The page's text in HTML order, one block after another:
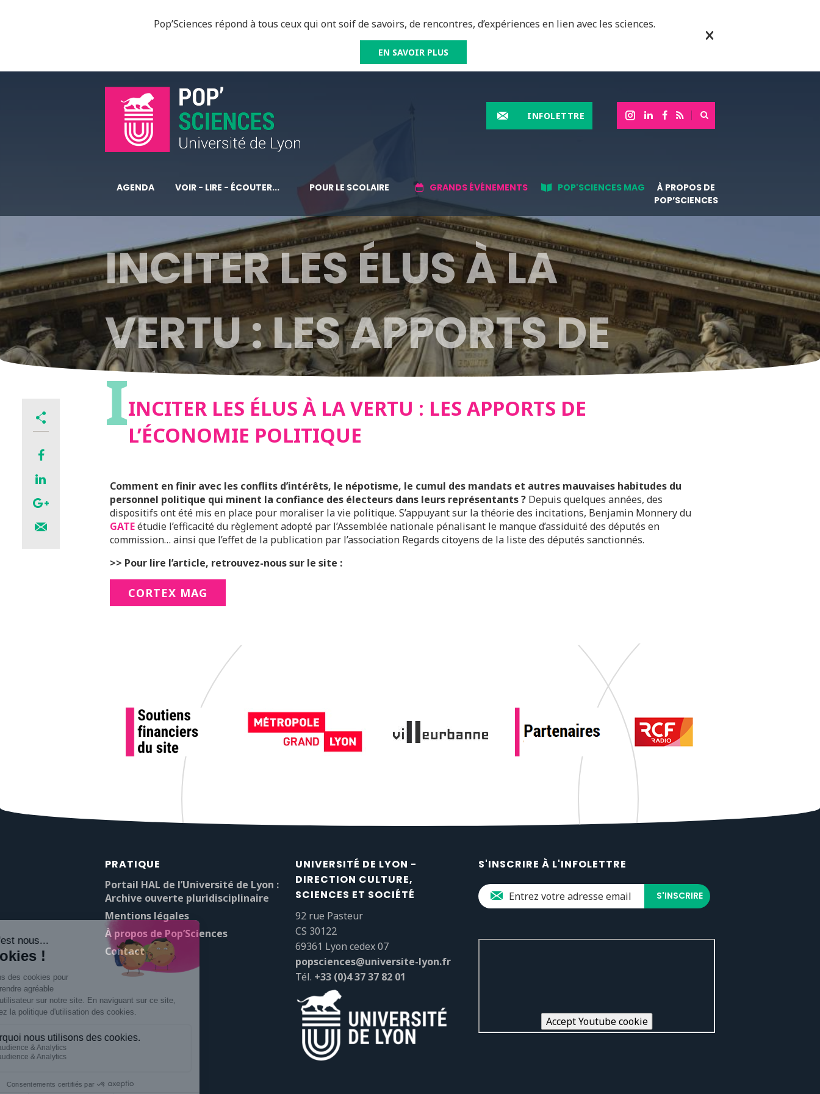
Pop’Sciences répond à tous ceux qui ont soif de savoirs, de rencontres, d’expériences en lien avec les sciences.
EN SAVOIR PLUS
INFOLETTRE
AGENDA VOIR - LIRE - ÉCOUTER... POUR LE SCOLAIRE GRANDS ÉVÉNEMENTS POP'SCIENCES MAG
À PROPOS DE
POP’SCIENCES
INCITER LES ÉLUS À LA
VERTU : LES APPORTS DE
L’ÉCONOMIE POLITIQUE
IINCITER LES ÉLUS À LA VERTU : LES APPORTS DE
L’ÉCONOMIE POLITIQUE
Comment en finir avec les conflits d’intérêts, le népotisme, le cumul des mandats et autres mauvaises habitudes du
personnel politique qui minent la confiance des électeurs dans leurs représentants ? Depuis quelques années, des
dispositifs ont été mis en place pour moraliser la vie politique. S’appuyant sur la théorie des incitations, Benjamin Monnery du
GATEétudie l’efficacité du règlement adopté par l’Assemblée nationale pénalisant le manque d’assiduité des députés en
commission… ainsi que l’effet de la publication par l’association Regards citoyens de la liste des députés sanctionnés.
>> Pour lire l’article, retrouvez-nous sur le site :
CORTEX MAG
PRATIQUE
Portail HAL de l’Université de Lyon :
Archive ouverte pluridisciplinaire
Mentions légales
À propos de Pop’Sciences
Contact
UNIVERSITÉ DE LYON -
DIRECTION CULTURE,
SCIENCES ET SOCIÉTÉ
92 rue Pasteur
CS 30122
69361 Lyon cedex 07
popsciences@universite-lyon.fr
Tél. +33 (0)4 37 37 82 01
S'INSCRIRE À L'INFOLETTRE
Accept Youtube cookie